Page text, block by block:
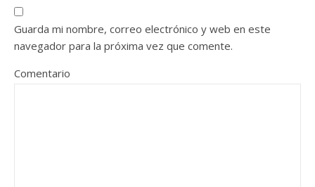
Guarda mi nombre, correo electrónico y web en este
navegador para la próxima vez que comente.
Comentario